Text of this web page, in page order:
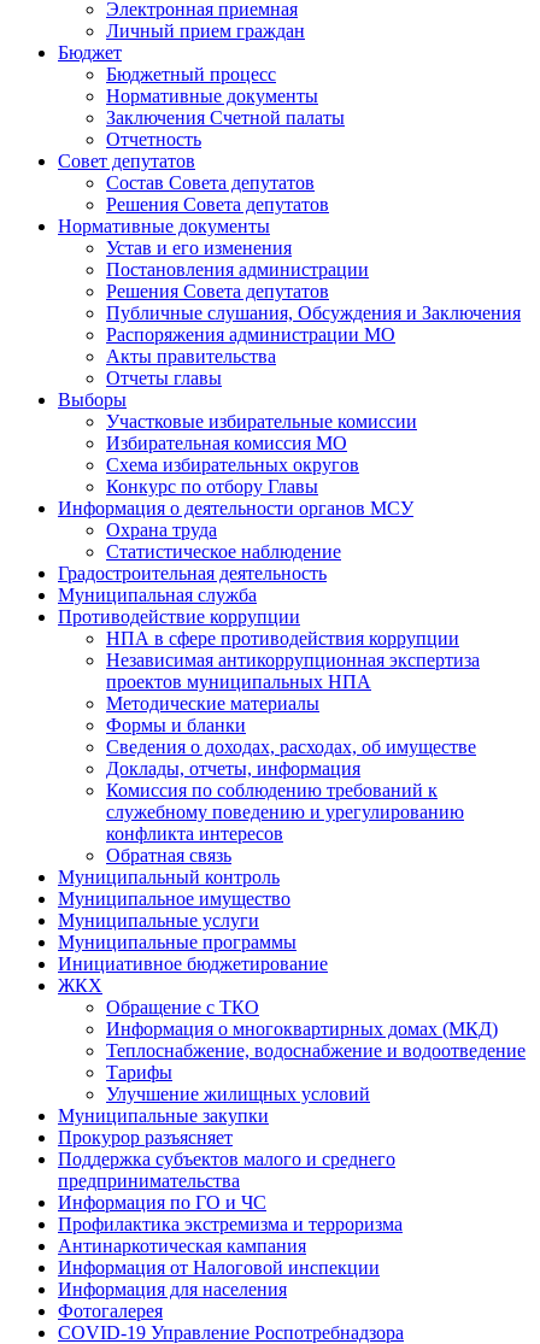
Электронная приемная
Личный прием граждан
Бюджет
Бюджетный процесс
Нормативные документы
Заключения Счетной палаты
Отчетность
Совет депутатов
Состав Совета депутатов
Решения Совета депутатов
Нормативные документы
Устав и его изменения
Постановления администрации
Решения Совета депутатов
Публичные слушания, Обсуждения и Заключения
Распоряжения администрации МО
Акты правительства
Отчеты главы
Выборы
Участковые избирательные комиссии
Избирательная комиссия МО
Схема избирательных округов
Конкурс по отбору Главы
Информация о деятельности органов МСУ
Охрана труда
Статистическое наблюдение
Градостроительная деятельность
Муниципальная служба
Противодействие коррупции
НПА в сфере противодействия коррупции
Независимая антикоррупционная экспертиза
проектов муниципальных НПА
Методические материалы
Формы и бланки
Сведения о доходах, расходах, об имуществе
Доклады, отчеты, информация
Комиссия по соблюдению требований к
служебному поведению и урегулированию
конфликта интересов
Обратная связь
Муниципальный контроль
Муниципальное имущество
Муниципальные услуги
Муниципальные программы
Инициативное бюджетирование
ЖКХ
Обращение с ТКО
Информация о многоквартирных домах (МКД)
Теплоснабжение, водоснабжение и водоотведение
Тарифы
Улучшение жилищных условий
Муниципальные закупки
Прокурор разъясняет
Поддержка субъектов малого и среднего
предпринимательства
Информация по ГО и ЧС
Профилактика экстремизма и терроризма
Антинаркотическая кампания
Информация от Налоговой инспекции
Информация для населения
Фотогалерея
COVID-19 Управление Роспотребнадзора